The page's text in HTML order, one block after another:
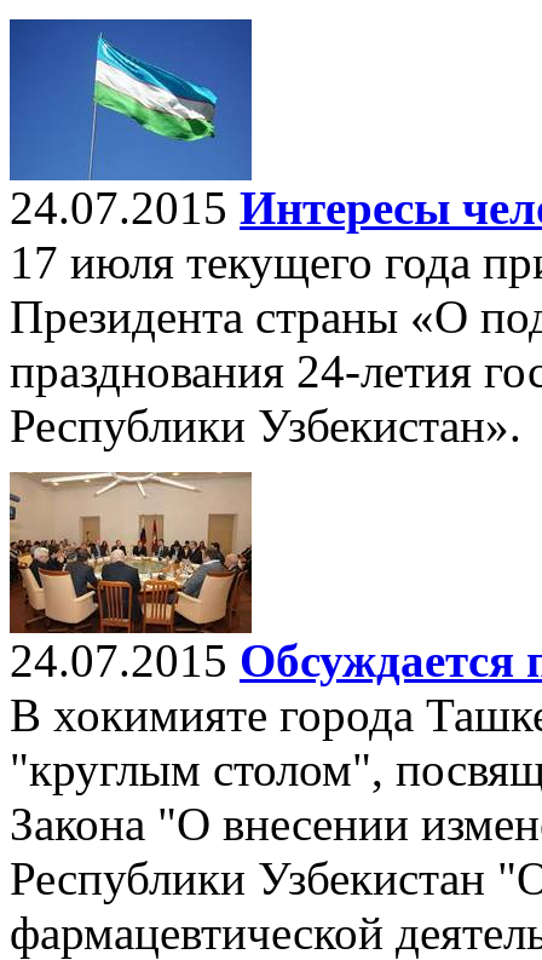
24.07.2015 Интересы
17 июля текущего года
Президента страны «О
празднования 24-летия
Республики Узбекистан».
24.07.2015 Обсуждается
В хокимияте города
"круглым столом",
Закона "О внесении
Республики Узбекистан
фармацевтической